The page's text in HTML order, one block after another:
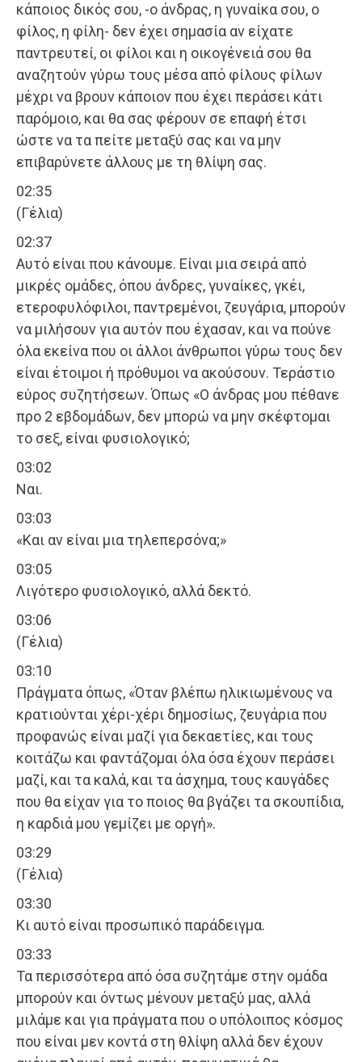
κάποιος δικός σου, -ο άνδρας, η γυναίκα σου, ο
φίλος, η φίλη- δεν έχει σημασία αν είχατε
παντρευτεί, οι φίλοι και η οικογένειά σου θα
αναζητούν γύρω τους μέσα από φίλους φίλων
μέχρι να βρουν κάποιον που έχει περάσει κάτι
παρόμοιο, και θα σας φέρουν σε επαφή έτσι
ώστε να τα πείτε μεταξύ σας και να μην
επιβαρύνετε άλλους με τη θλίψη σας.
02:35
(Γέλια)
02:37
Αυτό είναι που κάνουμε. Είναι μια σειρά από
μικρές ομάδες, όπου άνδρες, γυναίκες, γκέι,
ετεροφυλόφιλοι, παντρεμένοι, ζευγάρια, μπορούν
να μιλήσουν για αυτόν που έχασαν, και να πούνε
όλα εκείνα που οι άλλοι άνθρωποι γύρω τους δεν
είναι έτοιμοι ή πρόθυμοι να ακούσουν. Τεράστιο
εύρος συζητήσεων. Όπως «Ο άνδρας μου πέθανε
προ 2 εβδομάδων, δεν μπορώ να μην σκέφτομαι
το σεξ, είναι φυσιολογικό;
03:02
Ναι.
03:03
«Και αν είναι μια τηλεπερσόνα;»
03:05
Λιγότερο φυσιολογικό, αλλά δεκτό.
03:06
(Γέλια)
03:10
Πράγματα όπως, «Όταν βλέπω ηλικιωμένους να
κρατιούνται χέρι-χέρι δημοσίως, ζευγάρια που
προφανώς είναι μαζί για δεκαετίες, και τους
κοιτάζω και φαντάζομαι όλα όσα έχουν περάσει
μαζί, και τα καλά, και τα άσχημα, τους καυγάδες
που θα είχαν για το ποιος θα βγάζει τα σκουπίδια,
η καρδιά μου γεμίζει με οργή».
03:29
(Γέλια)
03:30
Κι αυτό είναι προσωπικό παράδειγμα.
03:33
Τα περισσότερα από όσα συζητάμε στην ομάδα
μπορούν και όντως μένουν μεταξύ μας, αλλά
μιλάμε και για πράγματα που ο υπόλοιπος κόσμος
που είναι μεν κοντά στη θλίψη αλλά δεν έχουν